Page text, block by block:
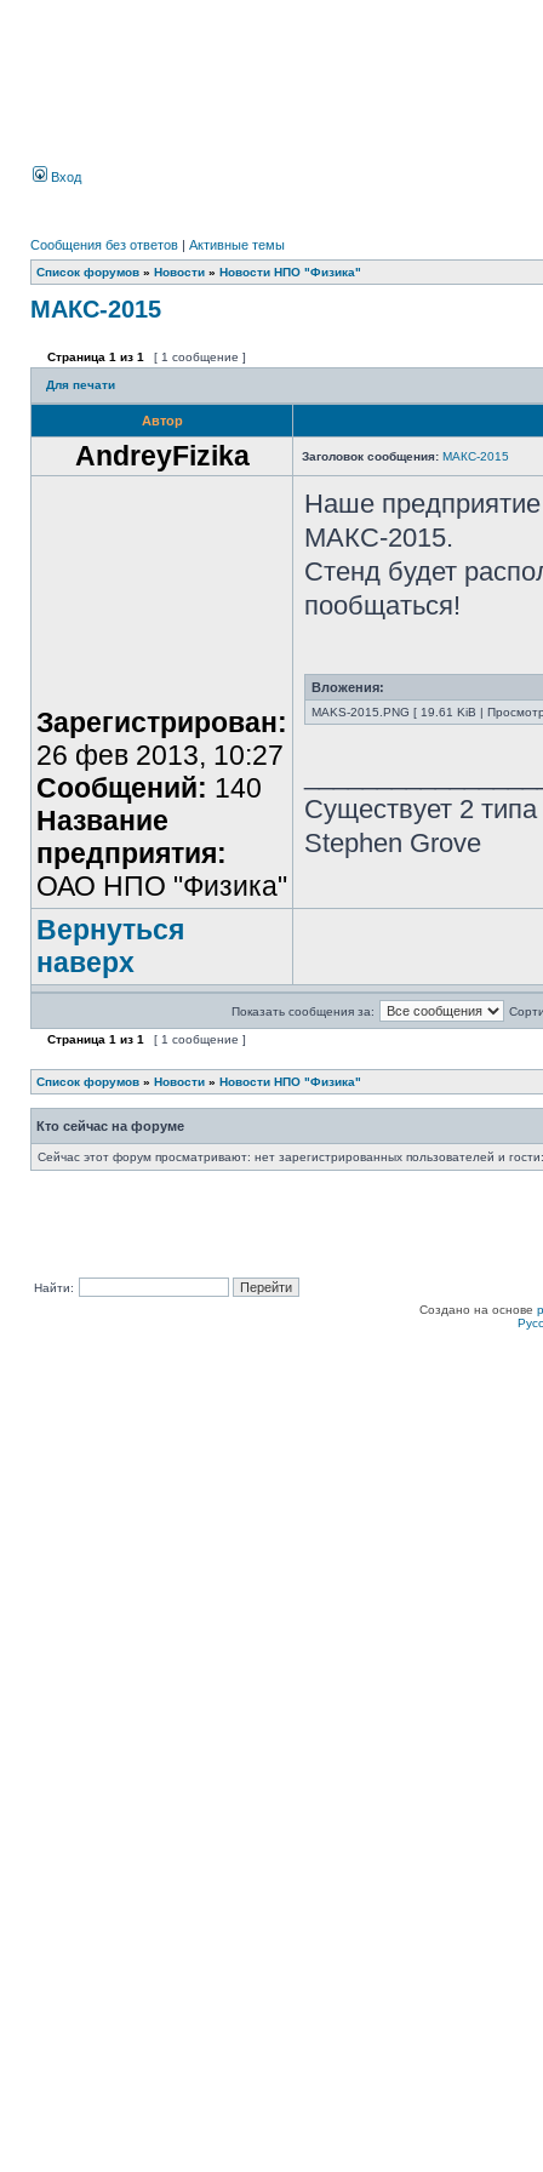
Вход
Сообщения без ответов | Активные темы
Список форумов » Новости » Новости НПО "Физика"
МАКС-2015
Страница 1 из 1 [ 1 сообщение ]
Для печати
Автор
AndreyFizika Заголовок сообщения: МАКС-2015
Зарегистрирован:
26 фев 2013, 10:27
Сообщений: 140
Название
предприятия:
ОАО НПО "Физика"
Наше
МАКС-2015.
Стенд будет
пообщаться!
Вложения:
MAKS-2015.PNG [ 19.61 KiB |
Существует 2
Stephen Grove
Вернуться
наверх
Показать сообщения за:
Страница 1 из 1 [ 1 сообщение ]
Список форумов » Новости » Новости НПО "Физика"
Кто сейчас на форуме
Сейчас этот форум просматривают: нет зарегистрированных пользователей и
Найти:
Создано на основе